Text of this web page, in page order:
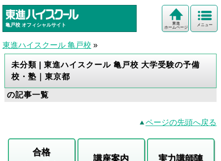
亀戸校 オフィシャルサイト メニュー
東進
ホームページ
東進ハイスクール 亀戸校 »
未分類 | 東進ハイスクール 亀戸校 大学受験の予備
校・塾｜東京都
の記事一覧
ページの先頭へ戻る
合格
講座案内 実力講師陣